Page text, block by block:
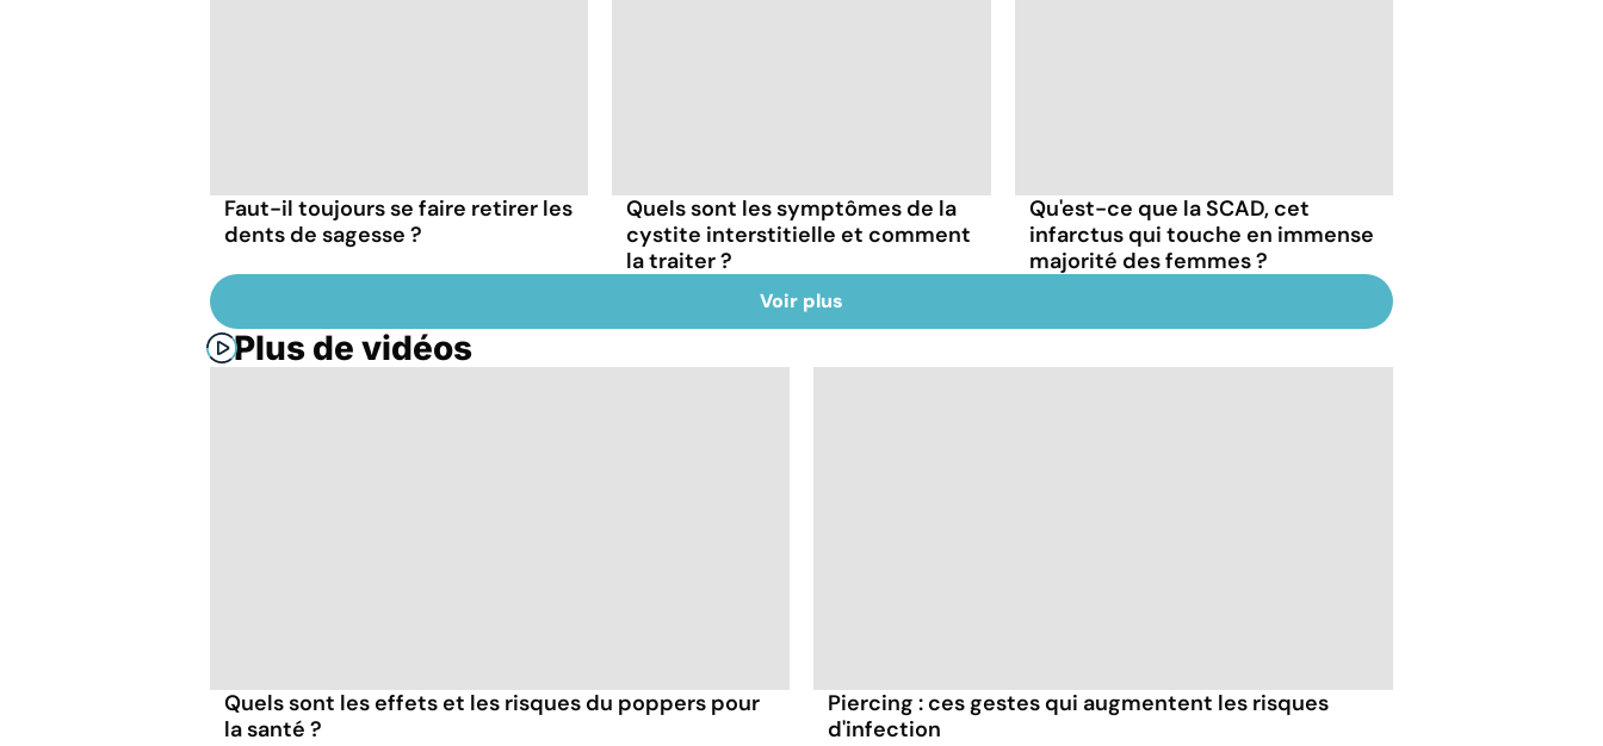
Faut-il toujours se faire retirer les
dents de sagesse ?
Quels sont les symptômes de la
cystite interstitielle et comment
la traiter ?
Qu'est-ce que la SCAD, cet
infarctus qui touche en immense
majorité des femmes ?
Voir plus
Plus de vidéos
Quels sont les effets et les risques du poppers pour
la santé ?
Piercing : ces gestes qui augmentent les risques
d'infection